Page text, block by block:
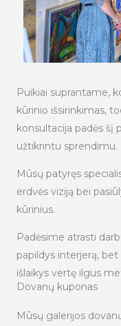
Puikiai suprantame,
kūrinio išsirinkimas,
konsultacija padės šį
užtikrintu sprendimu.
Mūsų patyręs
erdvės viziją bei
kūrinius.
Padėsime atrasti
papildys interjerą,
išlaikys vertę ilgus
Dovanų kuponas
Mūsų galerijos